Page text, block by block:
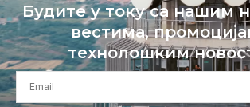
Будите у току са нашим
вестима,
технолошким